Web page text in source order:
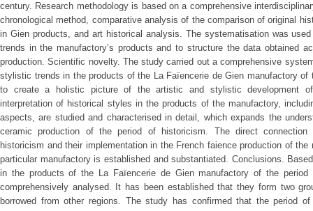
century. Research methodology is based on a comprehensive
chronological method, comparative analysis of the comparison of original
in Gien products, and art historical analysis. The systematisation was
trends in the manufactory’s products and to structure the data obtained
production. Scientific novelty. The study carried out a comprehensive
stylistic trends in the products of the La Faïencerie de Gien manufactory of
to create a holistic picture of the artistic and stylistic development
interpretation of historical styles in the products of the manufactory,
aspects, are studied and characterised in detail, which expands the
ceramic production of the period of historicism. The direct connection
historicism and their implementation in the French faience production of
particular manufactory is established and substantiated. Conclusions.
in the products of the La Faïencerie de Gien manufactory of the period
comprehensively analysed. It has been established that they form two
borrowed from other regions. The study has confirmed that the period